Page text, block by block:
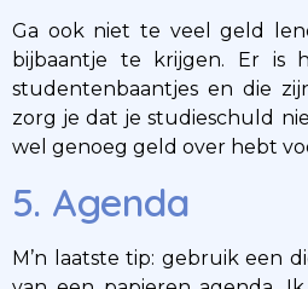
Ga ook niet te veel geld
bijbaantje te krijgen. Er is
studentenbaantjes en die
zorg je dat je studieschuld
wel genoeg geld over hebt
5. Agenda
M’n laatste tip: gebruik een